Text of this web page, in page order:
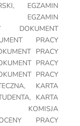
,
EGZAMIN
EGZAMIN
DOKUMENT
PRACY
PRACY
PRACY
PRACY
,
KARTA
, KARTA
KOMISJA
PRACY